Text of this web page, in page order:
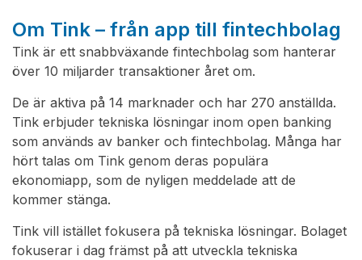
Om Tink – från app till fintechbolag
Tink är ett snabbväxande fintechbolag som hanterar
över 10 miljarder transaktioner året om.
De är aktiva på 14 marknader och har 270 anställda.
Tink erbjuder tekniska lösningar inom open banking
som används av banker och fintechbolag. Många har
hört talas om Tink genom deras populära
ekonomiapp, som de nyligen meddelade att de
kommer stänga.
Tink vill istället fokusera på tekniska lösningar. Bolaget
fokuserar i dag främst på att utveckla tekniska